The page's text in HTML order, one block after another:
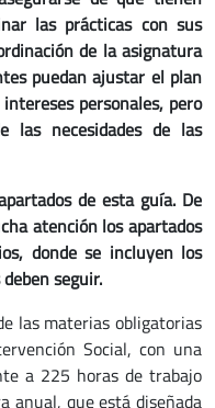
las prácticas con sus
de la asignatura
puedan ajustar el plan
personales, pero
las necesidades de las
de esta guía. De
atención los apartados
donde se incluyen los
seguir.
las materias obligatorias
Social, con una
a 225 horas de trabajo
anual, que está diseñada